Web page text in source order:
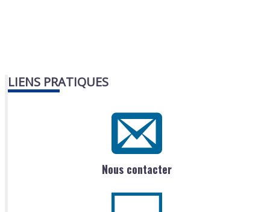
LIENS PRATIQUES
Nous contacter